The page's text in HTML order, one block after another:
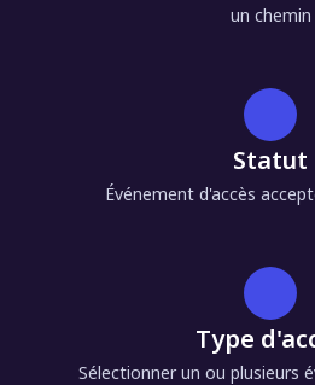
un chemin
Statut
Événement d'accès
Type
Sélectionner un ou plusieurs